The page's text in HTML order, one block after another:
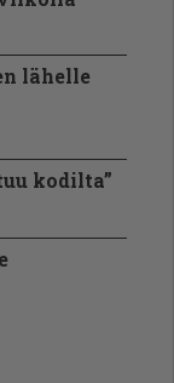
lähelle
kodilta”